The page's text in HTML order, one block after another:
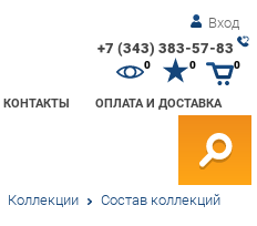
Вход
+7 (343) 383-57-83
КОНТАКТЫ ОПЛАТА И ДОСТАВКА
0 0
Коллекции Состав коллекций